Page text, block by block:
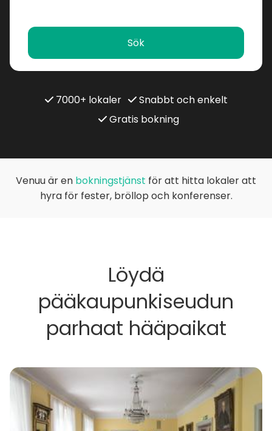
Sök
7000+ lokaler
Snabbt och enkelt
Gratis bokning
Venuu är en bokningstjänst för att hitta lokaler att
hyra för fester, bröllop och konferenser.
Löydä
pääkaupunkiseudun
parhaat hääpaikat